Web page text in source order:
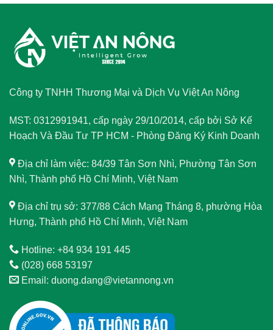
Công ty TNHH Thương Mại và Dịch Vụ Việt An Nông
MST: 0312991941, cấp ngày 29/10/2014, cấp bởi Sở Kế
Hoạch Và Đầu Tư TP HCM - Phòng Đăng Ký Kinh Doanh
Địa chỉ làm việc: 84/39 Tân Sơn Nhì, Phường Tân Sơn
Nhì, Thành phố Hồ Chí Minh, Việt Nam
Địa chỉ trụ sở: 377/88 Cách Mạng Tháng 8, phường Hòa
Hưng, Thành phố Hồ Chí Minh, Việt Nam
Hotline: +84 934 191 445
(028) 668 53197
Email: duong.dang@vietannong.vn